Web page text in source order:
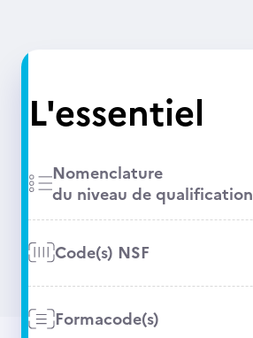
L'essentiel
Nomenclature
du niveau de qualification
Code(s) NSF
Formacode(s)